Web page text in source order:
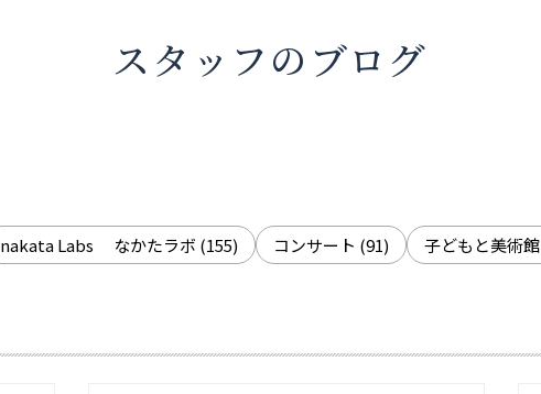
スタッフのブログ
nakata Labs なかたラボ (155) コンサート (91) 子どもと美術館